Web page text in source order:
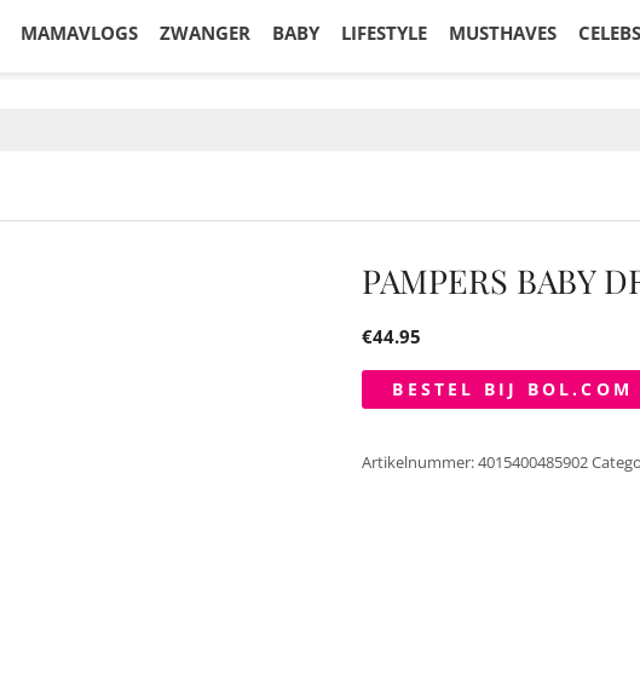
MAMAVLOGS ZWANGER BABY LIFESTYLE MUSTHAVES CELEBS
PAMPERS BABY
€44.95
BESTEL BIJ BOL.COM
Artikelnummer:4015400485902